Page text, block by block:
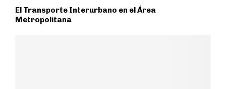
El Transporte Interurbano en el Área
Metropolitana